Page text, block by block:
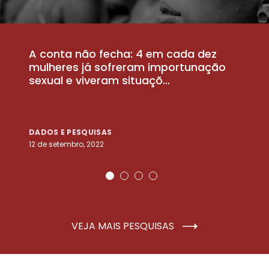
A conta não fecha: 4 em cada dez
mulheres já sofreram importunação
sexual e viveram situaçõ...
DADOS E PESQUISAS
12 de setembro, 2022
VEJA MAIS PESQUISAS